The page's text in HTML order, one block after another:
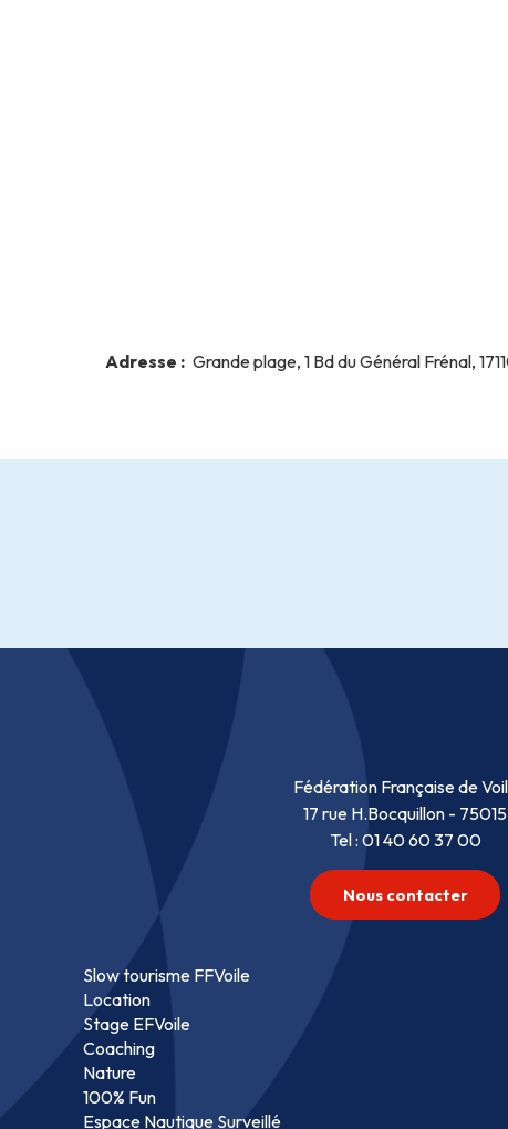
Fédération Française de
17 rue H.Bocquillon - 75015
Tel : 01 40 60 37 00
Nous contacter
Slow tourisme FFVoile
Location
Stage EFVoile
Coaching
Nature
100% Fun
Espace Nautique Surveillé